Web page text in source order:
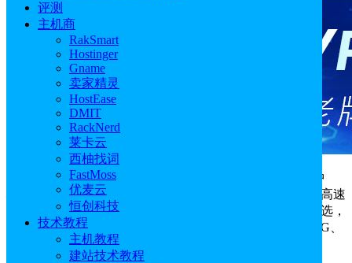
评测
主机商
RakSmart
Hostinger
Gname
卖家精灵
HostEase
DMIT
RackNerd
莱卡云
西柚找词
FastMoss
优麦云
恒创科技
技术教程
主机教程
建站技术教程
恒创科技香港云服务器部署在香港HGC、WTT数据中
心，标配CN2 GIA专线，优化三网回国路径，亚太区均享高速
访问。目前提供通用型、计算型、内存型多种实例类型可选，
本文将为大家测评的是恒创科技香港云服务器通用型2核4G、
50GB硬盘方案的速度和性能，评测数据仅供参考。